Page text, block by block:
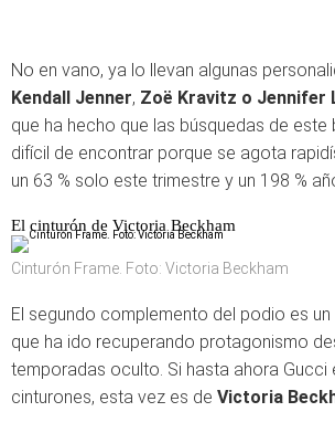
No en vano, ya lo llevan algunas
Kendall Jenner, Zoë Kravitz o Jennifer
que ha hecho que las búsquedas de este
difícil de encontrar porque se agota
un 63 % solo este trimestre y un 198 %
El cinturón de Victoria Beckham
Cinturón Frame. Foto: Victoria Beckham
El segundo complemento del podio es un
que ha ido recuperando protagonismo
temporadas oculto. Si hasta ahora Gucci
cinturones, esta vez es de Victoria